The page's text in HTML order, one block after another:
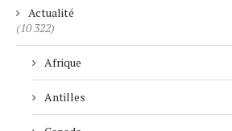
Actualité
(10 322)
Afrique
Antilles